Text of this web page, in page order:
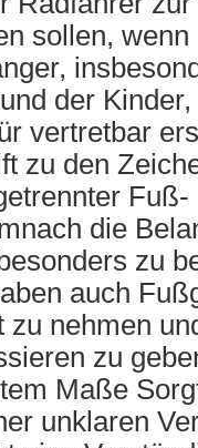
sollen,
der
vertretbar
zu den
Fuß-
die
zu
auch
zu nehmen
zu
Maße
unklaren